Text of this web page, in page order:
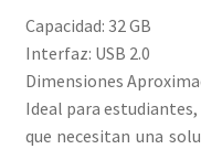
Capacidad: 32 GB
Interfaz: USB 2.0
Dimensiones
Ideal para
que necesitan una